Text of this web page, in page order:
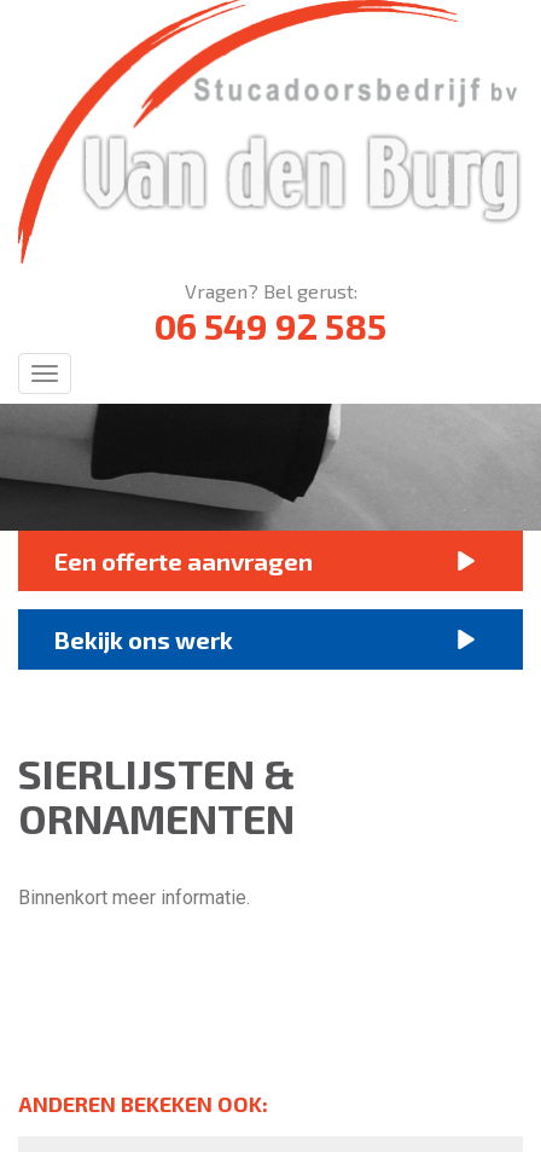
Vragen? Bel gerust:
06 549 92 585
Menu
Een offerte aanvragen
Bekijk ons werk
SIERLIJSTEN &
ORNAMENTEN
Binnenkort meer informatie.
ANDEREN BEKEKEN OOK: